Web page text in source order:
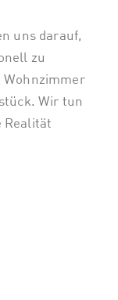
uns darauf,
zu
Wohnzimmer
Wir tun
Realität